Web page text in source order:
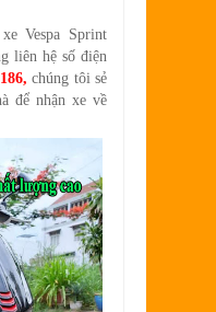
Vespa Sprint
liên hệ số điện
chúng tôi sẻ
để nhận xe về